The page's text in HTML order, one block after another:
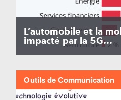
L’automobile et la
impacté par la 5G…
Outils de Communication